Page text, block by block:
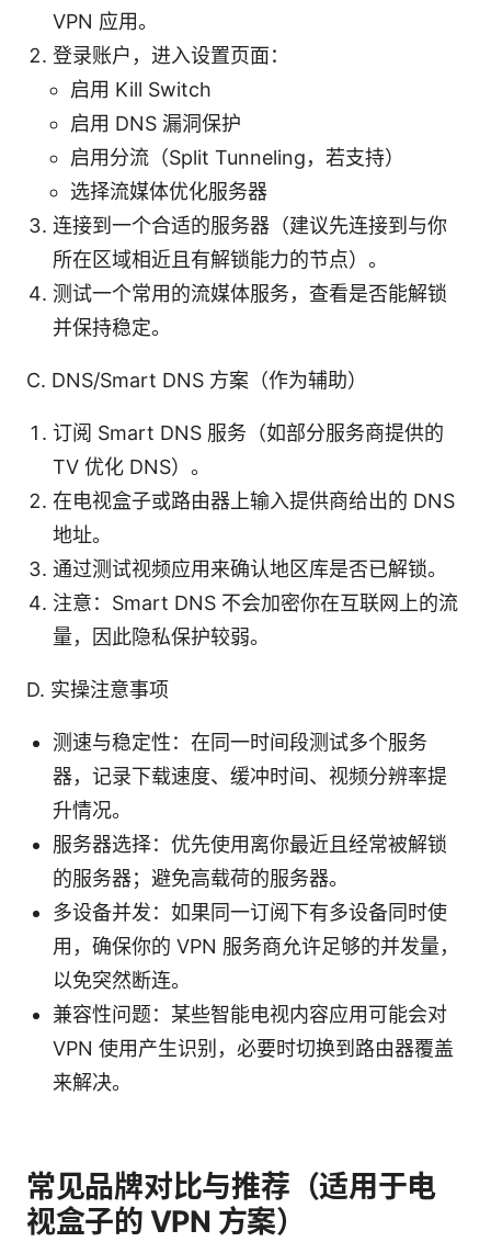
VPN 应用。
登录账户，进入设置页面：
启用 Kill Switch
启用 DNS 漏洞保护
启用分流（Split Tunneling，若支持）
选择流媒体优化服务器
连接到一个合适的服务器（建议先连接到与你
所在区域相近且有解锁能力的节点）。
测试一个常用的流媒体服务，查看是否能解锁
并保持稳定。
C. DNS/Smart DNS 方案（作为辅助）
订阅 Smart DNS 服务（如部分服务商提供的
TV 优化 DNS）。
在电视盒子或路由器上输入提供商给出的 DNS
地址。
通过测试视频应用来确认地区库是否已解锁。
注意：Smart DNS 不会加密你在互联网上的流
量，因此隐私保护较弱。
D. 实操注意事项
测速与稳定性：在同一时间段测试多个服务
器，记录下载速度、缓冲时间、视频分辨率提
升情况。
服务器选择：优先使用离你最近且经常被解锁
的服务器；避免高载荷的服务器。
多设备并发：如果同一订阅下有多设备同时使
用，确保你的 VPN 服务商允许足够的并发量，
以免突然断连。
兼容性问题：某些智能电视内容应用可能会对
VPN 使用产生识别，必要时切换到路由器覆盖
来解决。
常见品牌对比与推荐（适用于电
视盒子的 VPN 方案）